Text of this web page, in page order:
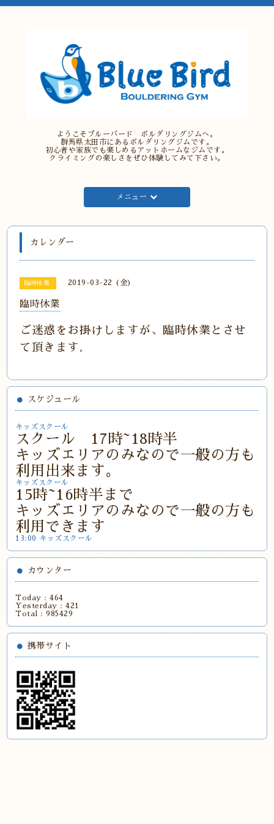
ようこそブルーバード ボルダリングジムへ。
群馬県太田市にあるボルダリングジムです。
初心者や家族でも楽しめるアットホームなジムです。
クライミングの楽しさをぜひ体験してみて下さい。
メニュー
カレンダー
臨時休業 2019-03-22 (金)
臨時休業
ご迷惑をお掛けしますが、臨時休業とさせ
て頂きます 。
スケジュール
キッズスクール
スクール 17時~18時半
キッズエリアのみなので一般の方も
利用出来ます。
キッズスクール
15時~16時半まで
キッズエリアのみなので一般の方も
利用できます
13:00 キッズスクール
カウンター
Today :464
Yesterday :421
Total :985429
携帯サイト